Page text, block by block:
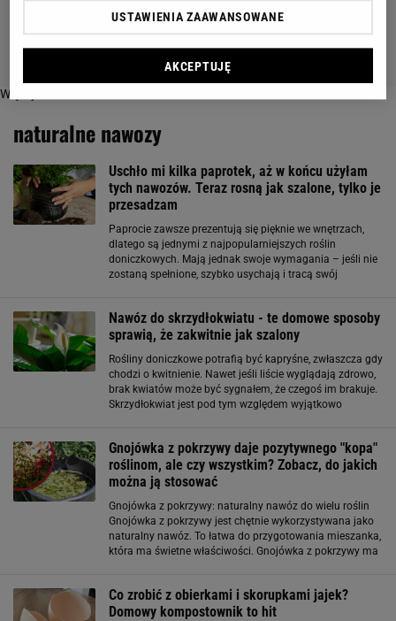
naturalne nawozy
Uschło mi kilka paprotek, aż w końcu użyłam
tych nawozów. Teraz rosną jak szalone, tylko je
przesadzam
Paprocie zawsze prezentują się pięknie we wnętrzach,
dlatego są jednymi z najpopularniejszych roślin
doniczkowych. Mają jednak swoje wymagania – jeśli nie
zostaną spełnione, szybko usychają i tracą swój
Nawóz do skrzydłokwiatu - te domowe sposoby
sprawią, że zakwitnie jak szalony
Rośliny doniczkowe potrafią być kapryśne, zwłaszcza gdy
chodzi o kwitnienie. Nawet jeśli liście wyglądają zdrowo,
brak kwiatów może być sygnałem, że czegoś im brakuje.
Skrzydłokwiat jest pod tym względem wyjątkowo
Gnojówka z pokrzywy daje pozytywnego "kopa"
roślinom, ale czy wszystkim? Zobacz, do jakich
można ją stosować
Gnojówka z pokrzywy: naturalny nawóz do wielu roślin
Gnojówka z pokrzywy jest chętnie wykorzystywana jako
naturalny nawóz. To łatwa do przygotowania mieszanka,
która ma świetne właściwości. Gnojówka z pokrzywy ma
Co zrobić z obierkami i skorupkami jajek?
Domowy kompostownik to hit
USTAWIENIA ZAAWANSOWANE
AKCEPTUJĘ